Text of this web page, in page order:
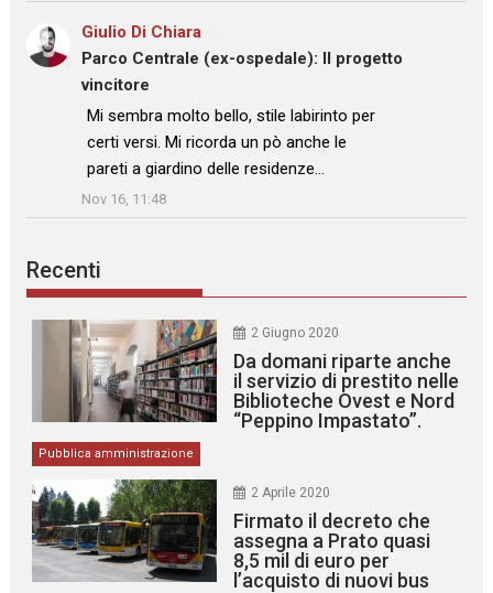
Giulio Di Chiara
Parco Centrale (ex-ospedale): Il progetto
vincitore
: “Mi sembra molto bello, stile labirinto per
certi versi. Mi ricorda un pò anche le
pareti a giardino delle residenze…
”
Nov 16, 11:48
Recenti
2 Giugno 2020
Da domani riparte anche
il servizio di prestito nelle
Biblioteche Ovest e Nord
“Peppino Impastato”.
Pubblica amministrazione
2 Aprile 2020
Firmato il decreto che
assegna a Prato quasi
8,5 mil di euro per
l’acquisto di nuovi bus